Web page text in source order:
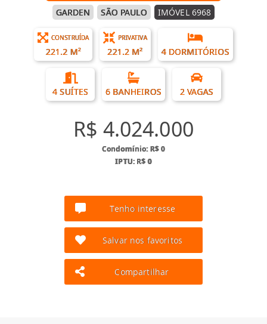
GARDEN
SÃO PAULO IMÓVEL 6968
CONSTRUÍDA
221.2 M²
PRIVATIVA
221.2 M² 4 DORMITÓRIOS
4 SUÍTES 6 BANHEIROS 2 VAGAS
R$ 4.024.000
Condomínio: R$ 0
IPTU: R$ 0
Tenho interesse
Salvar nos favoritos
Compartilhar